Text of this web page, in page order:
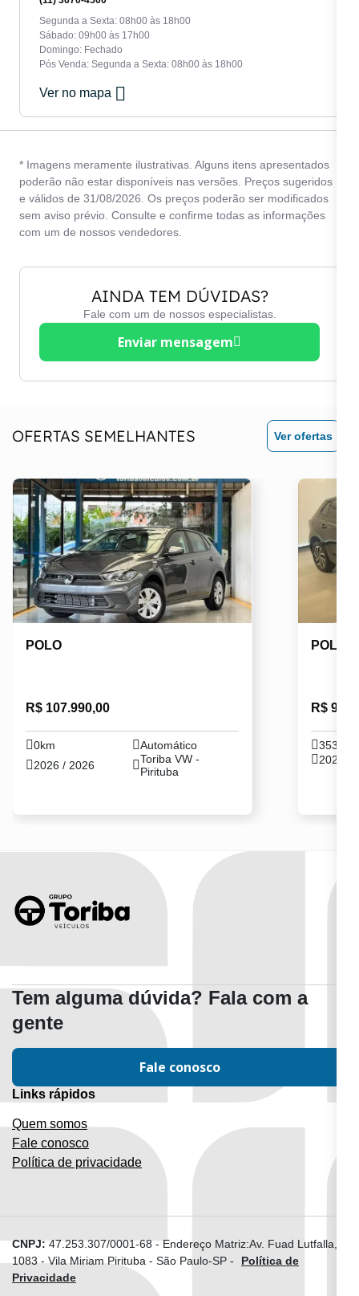
Segunda a Sexta: 08h00 às 18h00
Sábado: 09h00 às 17h00
Domingo: Fechado
Pós Venda: Segunda a Sexta: 08h00 às 18h00
Ver no mapa
* Imagens meramente ilustrativas. Alguns itens apresentados
poderão não estar disponíveis nas versões. Preços sugeridos
e válidos de 31/08/2026. Os preços poderão ser modificados
sem aviso prévio. Consulte e confirme todas as informações
com um de nossos vendedores.
AINDA TEM DÚVIDAS?
Fale com um de nossos especialistas.
Enviar mensagem
OFERTAS SEMELHANTES Ver ofertas
POLO
R$ 107.990,00
0km
Automático
2026 / 2026
Toriba VW -
Pirituba
POLO
R$
2024 /
Tem alguma dúvida? Fala com a
gente
Fale conosco
Links rápidos
Quem somos
Fale conosco
Política de privacidade
CNPJ:47.253.307/0001-68-Endereço Matriz:Av. Fuad Lutfalla,
1083 - Vila Miriam Pirituba - São Paulo-SP -
Política de
Privacidade